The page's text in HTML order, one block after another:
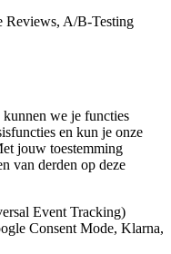
Reviews, A/B-Testing
kunnen we je functies
en kun je onze
jouw toestemming
van derden op deze
Event Tracking)
Consent Mode, Klarna,